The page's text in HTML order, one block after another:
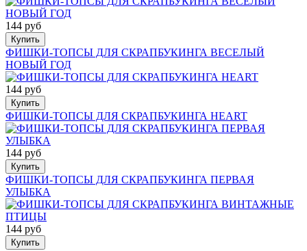
144 руб
Купить
ФИШКИ-ТОПСЫ ДЛЯ СКРАПБУКИНГА ВЕСЕЛЫЙ
НОВЫЙ ГОД
144 руб
Купить
ФИШКИ-ТОПСЫ ДЛЯ СКРАПБУКИНГА HEART
144 руб
Купить
ФИШКИ-ТОПСЫ ДЛЯ СКРАПБУКИНГА ПЕРВАЯ
УЛЫБКА
144 руб
Купить